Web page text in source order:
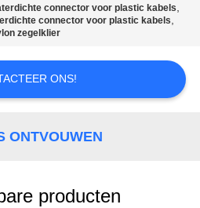
connector voor plastic kabels,
connector voor plastic kabels,
zegelklier
ONS!
ONTVOUWEN
producten